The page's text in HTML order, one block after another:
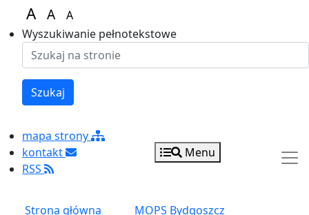
Switch to color theme
Switch to high visibility theme
A
Set font size to 150%
A
Set font size to 125%
A
Set font size to 100%
Wyszukiwanie pełnotekstowe
Szukaj
mapa strony
kontakt
RSS
Menu
Strona główna MOPS Bydgoszcz